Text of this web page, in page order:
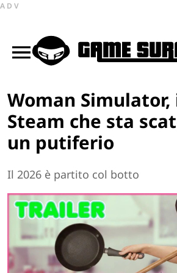
ADV
Woman Simulator,
Steam che sta
un putiferio
Il 2026 è partito col botto